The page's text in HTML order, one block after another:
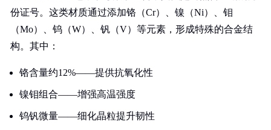
份证号。这类材质通过添加铬（Cr）、镍（Ni）、钼
（Mo）、钨（W）、钒（V）等元素，形成特殊的合金结
构。其中：
铬含量约12%——提供抗氧化性
镍钼组合——增强高温强度
钨钒微量——细化晶粒提升韧性